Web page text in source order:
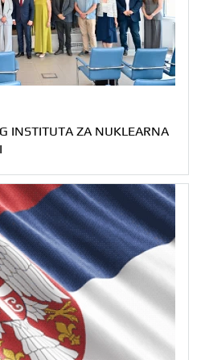
INSTITUTA ZA NUKLEARNA